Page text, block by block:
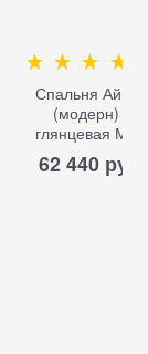
Спальня
(модерн) 2
глянцевая
62 440 руб.